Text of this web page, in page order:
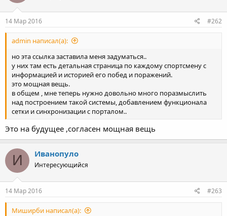
14 Мар 2016 #262
admin написал(а):
но эта ссылка заставила меня задуматься..
у них там есть детальная страница по каждому спортсмену с
информацией и историей его побед и поражений.
это мощная вещь.
в общем , мне теперь нужно довольно много поразмыслить
над построением такой системы, добавлением функционала
сетки и синхронизации с порталом..
Это на будущее ,согласен мощная вещь
И Иванопуло
Интересующийся
14 Мар 2016 #263
Миширби написал(а):